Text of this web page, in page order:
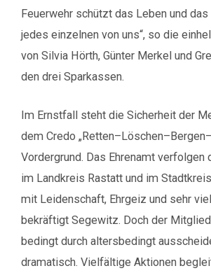
Feuerwehr schützt das Leben und das
jedes einzelnen von uns“, so die
von Silvia Hörth, Günter Merkel und
den drei Sparkassen.
Im Ernstfall steht die Sicherheit der
dem Credo
Vordergrund. Das Ehrenamt verfolgen
im Landkreis Rastatt und im
mit Leidenschaft, Ehrgeiz und sehr
bekräftigt Segewitz. Doch der
bedingt durch altersbedingt
dramatisch. Vielfältige Aktionen